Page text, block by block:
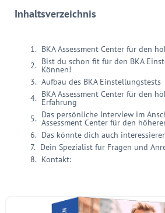
Inhaltsverzeichnis
BKA Assessment Center für den
Bist du schon fit für den BKA
Können!
Aufbau des BKA Einstellungstests
BKA Assessment Center für den
Erfahrung
Das persönliche Interview im
Assessment Center für den
Das könnte dich auch
Dein Spezialist für Fragen und
Kontakt: